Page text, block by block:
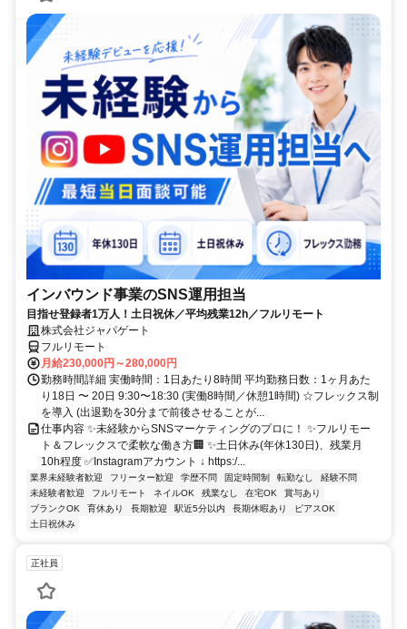
インバウンド事業のSNS運用担当
目指せ登録者1万人！土日祝休／平均残業12h／フルリモート
株式会社ジャパゲート
フルリモート
月給230,000円～280,000円
勤務時間詳細 実働時間：1日あたり8時間 平均勤務日数：1ヶ月あた
り18日 〜 20日 9:30〜18:30 (実働8時間／休憩1時間) ☆フレックス制
を導入 (出退勤を30分まで前後させることが...
仕事内容 ✨未経験からSNSマーケティングのプロに！ ✨フルリモー
ト＆フレックスで柔軟な働き方🏢 ✨土日休み(年休130日)、残業月
10h程度 ✅Instagramアカウント ↓ https:/...
業界未経験者歓迎 フリーター歓迎 学歴不問 固定時間制 転勤なし
経験不問
未経験者歓迎
フルリモート ネイルOK 残業なし 在宅OK
賞与あり
ブランクOK
育休あり 長期歓迎 駅近5分以内 長期休暇あり
ピアスOK
土日祝休み
正社員